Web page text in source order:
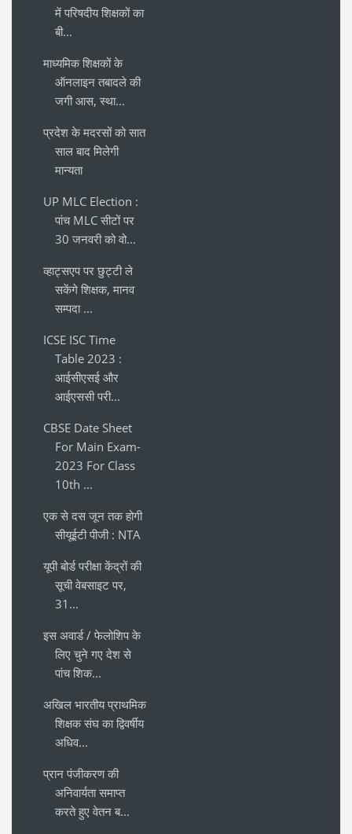
में परिषदीय शिक्षकों का
बी...
माध्यमिक शिक्षकों के
ऑनलाइन तबादले की
जगी आस, स्था...
प्रदेश के मदरसों को सात
साल बाद मिलेगी
मान्यता
UP MLC Election :
पांच MLC सीटों पर
30 जनवरी को वो...
व्हाट्सएप पर छुट्टी ले
सकेंगे शिक्षक, मानव
सम्पदा ...
ICSE ISC Time
Table 2023 :
आईसीएसई और
आईएससी परी...
CBSE Date Sheet
For Main Exam-
2023 For Class
10th ...
एक से दस जून तक होगी
सीयूईटी पीजी : NTA
यूपी बोर्ड परीक्षा केंद्रों की
सूची वेबसाइट पर,
31...
इस अवार्ड / फेलोशिप के
लिए चुने गए देश से
पांच शिक...
अखिल भारतीय प्राथमिक
शिक्षक संघ का द्विवर्षीय
अधिव...
प्रान पंजीकरण की
अनिवार्यता समाप्त
करते हुए वेतन ब...